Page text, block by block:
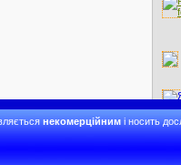
некомерційнимі носить